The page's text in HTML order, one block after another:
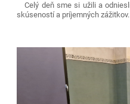
Celý deň sme si užili a
skúseností a príjemných zážitkov.